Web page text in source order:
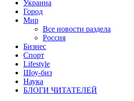
Украина
Город
Мир
Все новости раздела
Россия
Бизнес
Спорт
Lifestyle
Шоу-биз
Наука
БЛОГИ ЧИТАТЕЛЕЙ